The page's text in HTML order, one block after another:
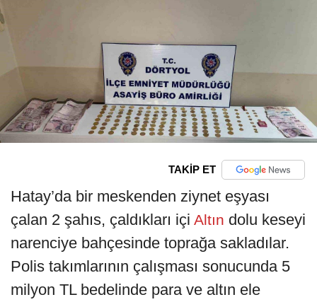
TAKİP ET
Hatay’da bir meskenden ziynet eşyası
çalan 2 şahıs, çaldıkları içi Altın dolu keseyi
narenciye bahçesinde toprağa sakladılar.
Polis takımlarının çalışması sonucunda 5
milyon TL bedelinde para ve altın ele